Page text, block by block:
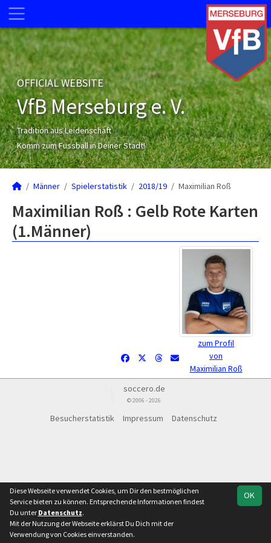
OFFICIAL WEBSITE
VfB Merseburg e. V.
Tradition aus Leidenschaft
Komm zum Fussball in Deiner Stadt!
Männer Spielerstatistik 2018/19 Maximilian Roß
Maximilian Roß : Gelb Rote Karten
(1.Männer)
zum Profil
von
Maximilian Roß
soccero.de
© 2006 - 2026
Besucherstatistik Impressum Datenschutz
OK
Diese Webseite verwendet Cookies, um Dir den bestmöglichen
Service bieten zu können. Entsprechende Informationen findest
Du unter Datenschutz.
Mit der Nutzung der Webseite erklärst Du Dich mit der
Verwendung von Cookies einverstanden.